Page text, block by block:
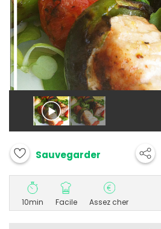
Sauvegarder
10min Facile Assez cher